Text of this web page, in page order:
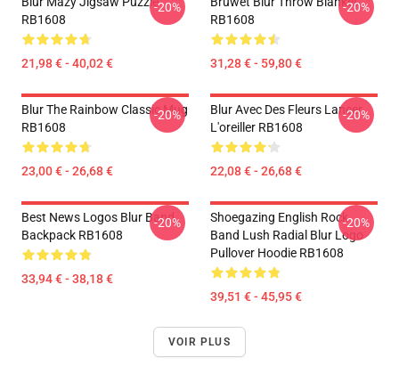
RB1608
21,98 € - 40,02 €
-20%
RB1608
31,28 € - 59,80 €
-20%
Blur The Rainbow Classic Mug
RB1608
23,00 € - 26,68 €
-20%
Blur Avec Des Fleurs Lancer
L'oreiller RB1608
22,08 € - 26,68 €
-20%
Best News Logos Blur Band
Backpack RB1608
33,94 € - 38,18 €
-20%
Shoegazing English Rock
Band Lush Radial Blur Logo
Pullover Hoodie RB1608
39,51 € - 45,95 €
-20%
VOIR PLUS